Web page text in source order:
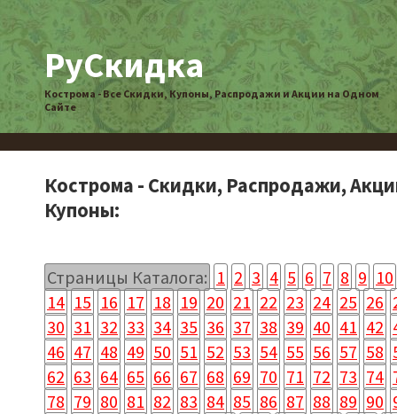
РуСкидка
Кострома - Все Скидки, Купоны, Распродажи и Акции на Одном
Сайте
Кострома - Скидки, Распродажи,
Купоны:
Страницы Каталога: 1 2 3 4 5 6 7 8 9 10
14 15 16 17 18 19 20 21 22 23 24 25 26
30 31 32 33 34 35 36 37 38 39 40 41 42
46 47 48 49 50 51 52 53 54 55 56 57 58
62 63 64 65 66 67 68 69 70 71 72 73 74
78 79 80 81 82 83 84 85 86 87 88 89 90